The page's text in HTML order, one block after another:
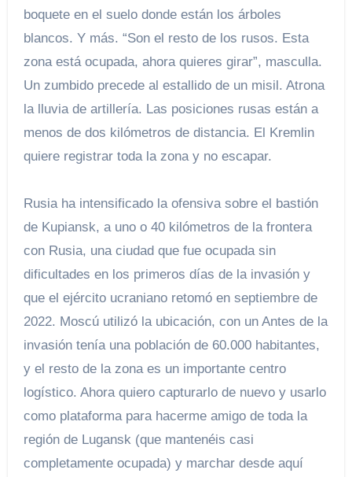
boquete en el suelo donde están los árboles
blancos. Y más. “Son el resto de los rusos. Esta
zona está ocupada, ahora quieres girar”, masculla.
Un zumbido precede al estallido de un misil. Atrona
la lluvia de artillería. Las posiciones rusas están a
menos de dos kilómetros de distancia. El Kremlin
quiere registrar toda la zona y no escapar.
Rusia ha intensificado la ofensiva sobre el bastión
de Kupiansk, a uno o 40 kilómetros de la frontera
con Rusia, una ciudad que fue ocupada sin
dificultades en los primeros días de la invasión y
que el ejército ucraniano retomó en septiembre de
2022. Moscú utilizó la ubicación, con un Antes de la
invasión tenía una población de 60.000 habitantes,
y el resto de la zona es un importante centro
logístico. Ahora quiero capturarlo de nuevo y usarlo
como plataforma para hacerme amigo de toda la
región de Lugansk (que mantenéis casi
completamente ocupada) y marchar desde aquí